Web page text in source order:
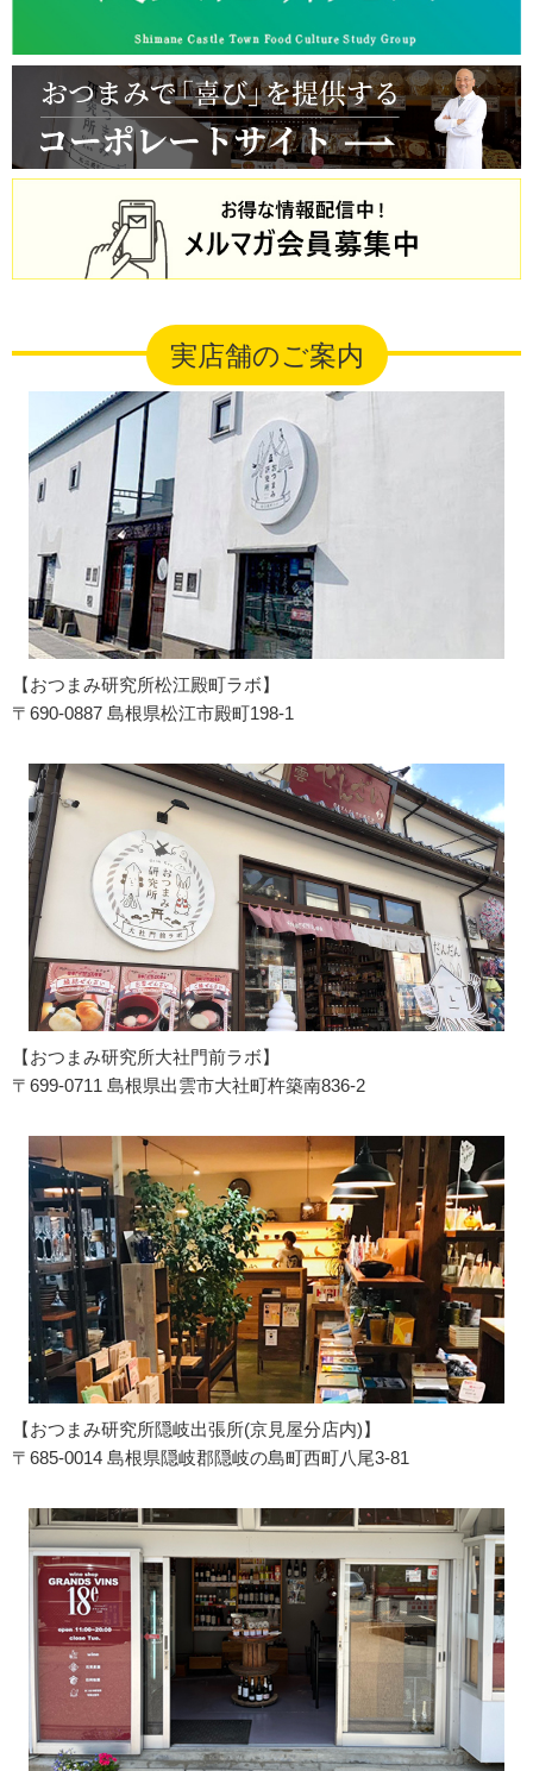
実店舗のご案内
【おつまみ研究所松江殿町ラボ】
〒690-0887 島根県松江市殿町198-1
【おつまみ研究所大社門前ラボ】
〒699-0711 島根県出雲市大社町杵築南836-2
【おつまみ研究所隠岐出張所(京見屋分店内)】
〒685-0014 島根県隠岐郡隠岐の島町西町八尾3-81